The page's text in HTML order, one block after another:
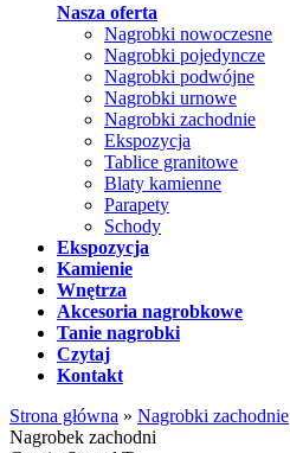
Nasza oferta
Nagrobki nowoczesne
Nagrobki pojedyncze
Nagrobki podwójne
Nagrobki urnowe
Nagrobki zachodnie
Ekspozycja
Tablice granitowe
Blaty kamienne
Parapety
Schody
Ekspozycja
Kamienie
Wnętrza
Akcesoria nagrobkowe
Tanie nagrobki
Czytaj
Kontakt
Strona główna » Nagrobki zachodnie
Nagrobek zachodni